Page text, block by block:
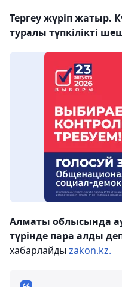
Тергеу жүріп жатыр.
туралы түпкілікті
Алматы облысында
түрінде пара алды деп
хабарлайды zakon.kz.